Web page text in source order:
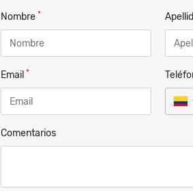
Nombre *
Email *
Comentarios